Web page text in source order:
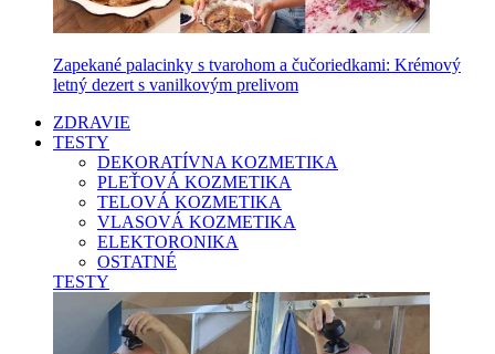
Zapekané palacinky s tvarohom a čučoriedkami: Krémový
letný dezert s vanilkovým prelivom
ZDRAVIE
TESTY
DEKORATÍVNA KOZMETIKA
PLEŤOVÁ KOZMETIKA
TELOVÁ KOZMETIKA
VLASOVÁ KOZMETIKA
ELEKTORONIKA
OSTATNÉ
TESTY